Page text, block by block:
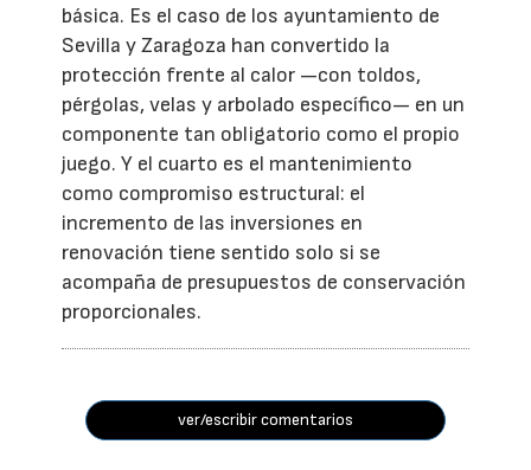
básica. Es el caso de los ayuntamiento de
Sevilla y Zaragoza han convertido la
protección frente al calor —con toldos,
pérgolas, velas y arbolado específico— en un
componente tan obligatorio como el propio
juego. Y el cuarto es el mantenimiento
como compromiso estructural: el
incremento de las inversiones en
renovación tiene sentido solo si se
acompaña de presupuestos de conservación
proporcionales.
ver/escribir comentarios